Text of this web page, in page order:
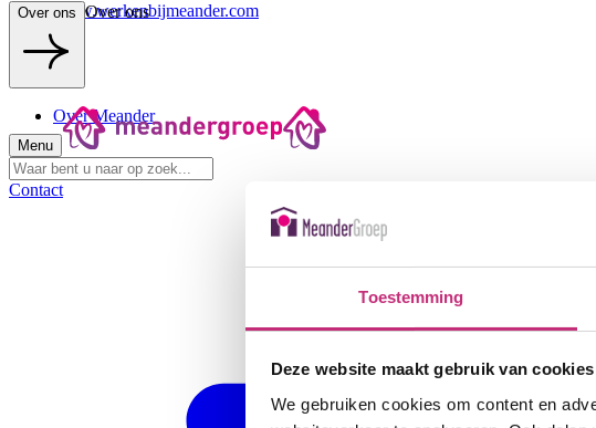
Toestemming
Deze website maakt gebruik van cookies
We gebruiken cookies om content en
www.werkenbijmeander.com
Over ons Over ons
Over Meander
Menu
Contact